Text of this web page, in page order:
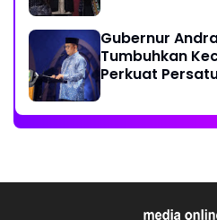
Gubernur
Tumbuhkan
Perkuat